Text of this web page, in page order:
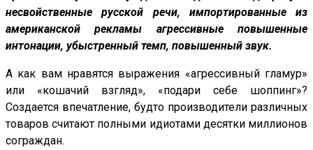
несвойственные русской речи, импортированные из
американской рекламы агрессивные повышенные
интонации, убыстренный темп, повышенный звук.
А как вам нравятся выражения «агрессивный гламур»
или «кошачий взгляд», «подари себе шоппинг»?
Создается впечатление, будто производители различных
товаров считают полными идиотами десятки миллионов
сограждан.